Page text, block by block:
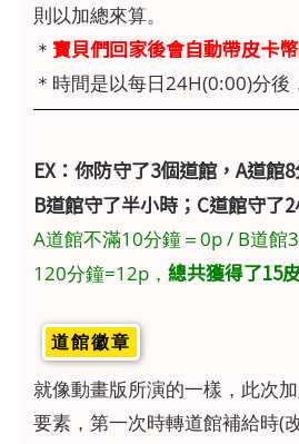
則以加總來算。
＊ 寶貝們回家後會自動帶皮卡
＊時間是以每日24H(0:00)分後
EX：你防守了3個道館，A道館
B道館守了半小時；C道館守了2
A道館不滿10分鐘＝0p / B道館
120分鐘=12p， 總共獲得了15
道館徽章
就像動畫版所演的一樣，此次
要素，第一次時轉道館補給時(